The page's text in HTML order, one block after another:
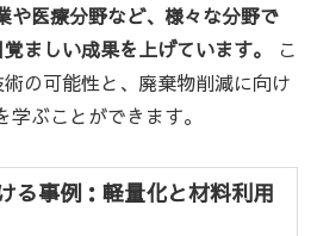
や医療分野など、様々な分野で
ましい成果を上げています。
こ
の可能性と、廃棄物削減に向け
ぶことができます。
る事例：軽量化と材料利用